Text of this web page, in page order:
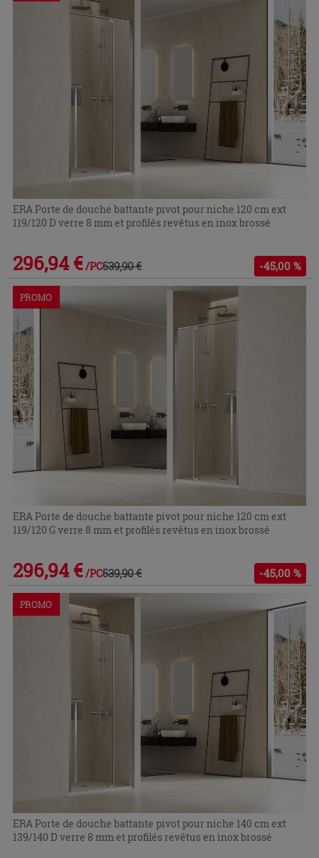
ERA Porte de douche battante pivot pour niche 120 cm ext
119/120 D verre 8 mm et profilés revêtus en inox brossé
296,94 € /PC539,90 € -45,00 %
PROMO
ERA Porte de douche battante pivot pour niche 120 cm ext
119/120 G verre 8 mm et profilés revêtus en inox brossé
296,94 € /PC539,90 € -45,00 %
PROMO
ERA Porte de douche battante pivot pour niche 140 cm ext
139/140 D verre 8 mm et profilés revêtus en inox brossé